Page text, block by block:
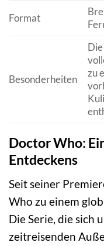
Format
Besonderheiten
zu
Doctor Who:
Entdeckens
Seit seiner
Who zu einem
Die Serie, die sich
zeitreisenden